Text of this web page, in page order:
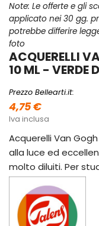
Note: Le offerte e gli
applicato nei 30 gg.
potrebbe differire
foto
ACQUERELLI
10 ML - VERDE
Prezzo Bellearti.it:
4,75 €
Iva inclusa
Acquerelli Van
alla luce ed
molto diluiti. Per